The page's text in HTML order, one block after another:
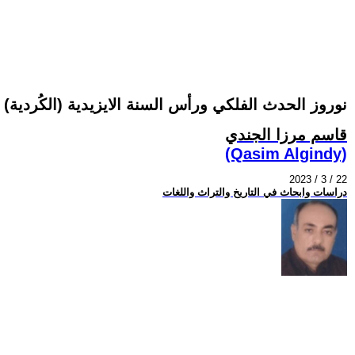
نوروز الحدث الفلكي ورأس السنة الايزيدية (الكُردية)
قاسم مرزا الجندي
(Qasim Algindy)
2023 / 3 / 22
دراسات وابحاث في التاريخ والتراث واللغات